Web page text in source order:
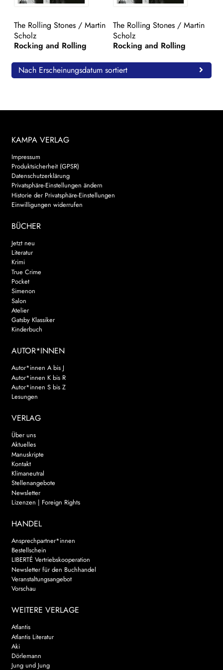
The Rolling Stones /Martin
Scholz
Rocking and Rolling
The Rolling Stones/ Martin
Scholz
Rocking and Rolling
Nach Erscheinungsdatum sortiert
KAMPA VERLAG
Impressum
Produktsicherheit (GPSR)
Datenschutzerklärung
Privatsphäre-Einstellungen ändern
Historie der Privatsphäre-Einstellungen
Einwilligungen widerrufen
BÜCHER
Jetzt neu
Literatur
Krimi
True Crime
Pocket
Simenon
Salon
Atelier
Gatsby Klassiker
Kinderbuch
AUTOR*INNEN
Autor*innen A bis J
Autor*innen K bis R
Autor*innen S bis Z
Lesungen
VERLAG
Über uns
Aktuelles
Manuskripte
Kontakt
Klimaneutral
Stellenangebote
Newsletter
Lizenzen | Foreign Rights
HANDEL
Ansprechpartner*innen
Bestellschein
LIBERTÉ Vertriebskooperation
Newsletter für den Buchhandel
Veranstaltungsangebot
Vorschau
WEITERE VERLAGE
Atlantis
Atlantis Literatur
Aki
Dörlemann
Jung und Jung